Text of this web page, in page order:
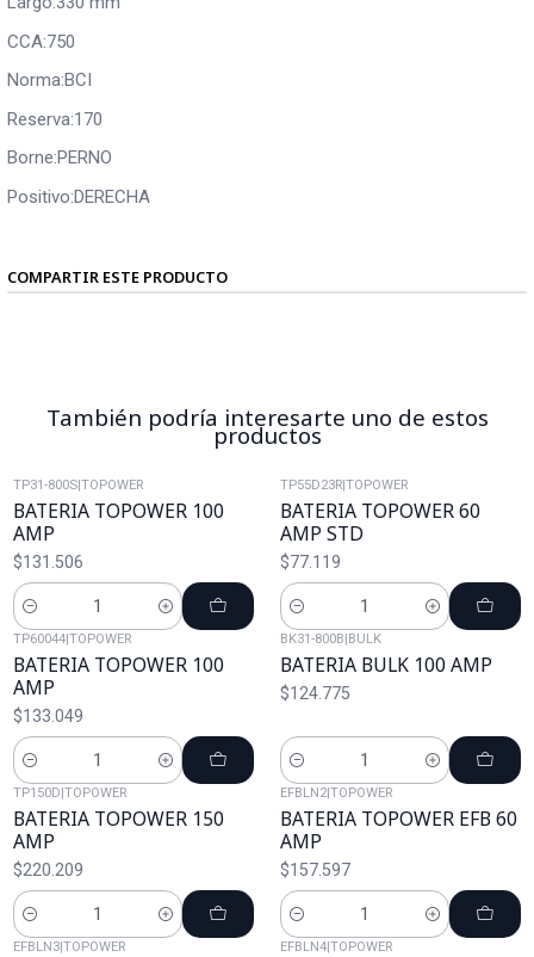
CCA:750
Norma:BCI
Reserva:170
Borne:PERNO
Positivo:DERECHA
COMPARTIR ESTE PRODUCTO
También podría interesarte uno de estos
productos
TP31-800S|TOPOWER
BATERIA TOPOWER 100
AMP
$131.506
Cantidad
TP55D23R|TOPOWER
BATERIA TOPOWER 60
AMP STD
$77.119
Cantidad
TP60044|TOPOWER
BATERIA TOPOWER 100
AMP
$133.049
Cantidad
BK31-800B|BULK
BATERIA BULK 100 AMP
$124.775
Cantidad
TP150D|TOPOWER
BATERIA TOPOWER 150
AMP
$220.209
Cantidad
EFBLN2|TOPOWER
BATERIA TOPOWER EFB 60
AMP
$157.597
Cantidad
EFBLN3|TOPOWER EFBLN4|TOPOWER